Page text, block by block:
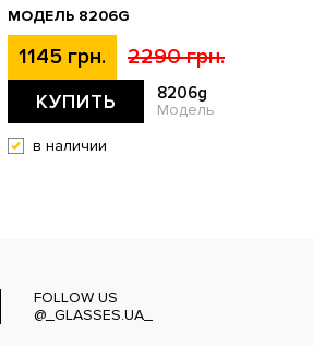
МОДЕЛЬ 8206G
1145 грн. 2290 грн.
КУПИТЬ 8206g
Модель
в наличии
FOLLOW US
@_GLASSES.UA_